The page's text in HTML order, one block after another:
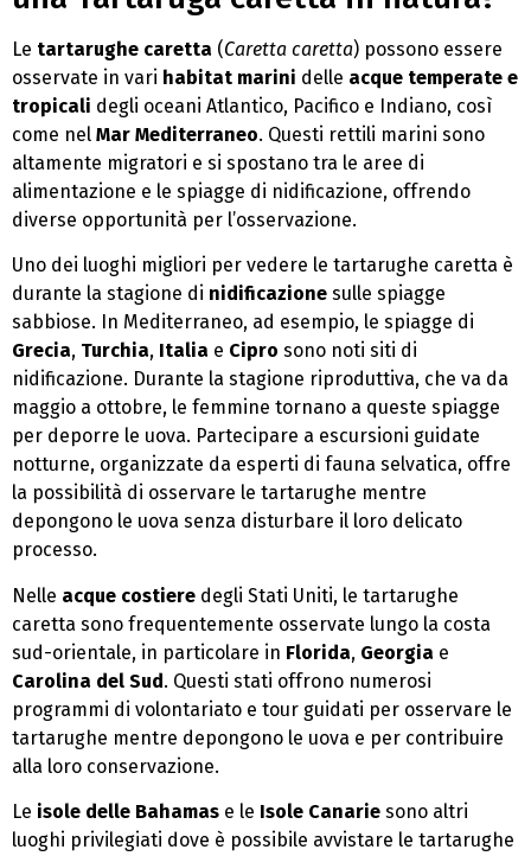
Le tartarughe caretta (Caretta caretta) possono essere
osservate in vari habitat marini delle acque temperate e
tropicali degli oceani Atlantico, Pacifico e Indiano, così
come nel Mar Mediterraneo. Questi rettili marini sono
altamente migratori e si spostano tra le aree di
alimentazione e le spiagge di nidificazione, offrendo
diverse opportunità per l’osservazione.
Uno dei luoghi migliori per vedere le tartarughe caretta è
durante la stagione di nidificazione sulle spiagge
sabbiose. In Mediterraneo, ad esempio, le spiagge di
Grecia, Turchia, Italia e Cipro sono noti siti di
nidificazione. Durante la stagione riproduttiva, che va da
maggio a ottobre, le femmine tornano a queste spiagge
per deporre le uova. Partecipare a escursioni guidate
notturne, organizzate da esperti di fauna selvatica, offre
la possibilità di osservare le tartarughe mentre
depongono le uova senza disturbare il loro delicato
processo.
Nelle acque costiere degli Stati Uniti, le tartarughe
caretta sono frequentemente osservate lungo la costa
sud-orientale, in particolare in Florida, Georgia e
Carolina del Sud. Questi stati offrono numerosi
programmi di volontariato e tour guidati per osservare le
tartarughe mentre depongono le uova e per contribuire
alla loro conservazione.
Le isole delle Bahamas e le Isole Canarie sono altri
luoghi privilegiati dove è possibile avvistare le tartarughe